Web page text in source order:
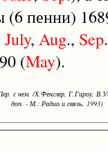
(6 пенни)
July, Aug., Sep
(May).
с нем. /Х.Фенглер, Г.Гироу,
доп. - М.: Радио и связь, 1993)